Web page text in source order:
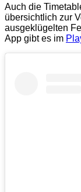
Auch die
übersichtlich zur
ausgeklügelten
App gibt es im